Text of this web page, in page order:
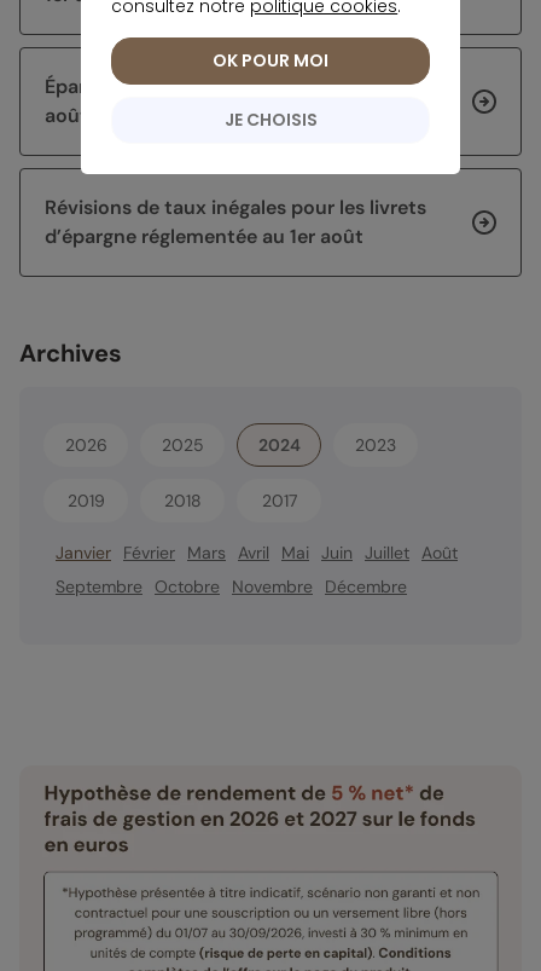
Épargne sans risque : les taux en vigueur en
août 2026
Révisions de taux inégales pour les livrets
d’épargne réglementée au 1er août
Archives
2026 2025 2024 2023
2019 2018 2017
Janvier Février Mars Avril Mai Juin Juillet
Août
Septembre
Octobre Novembre Décembre
consultez notre politique cookies.
JE CHOISIS
OK POUR MOI